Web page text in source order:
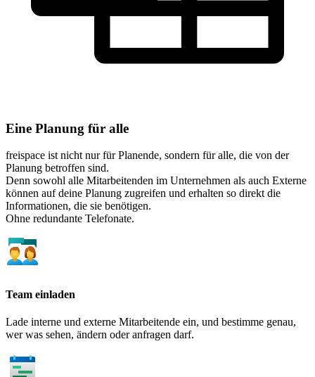
Eine Planung für alle
freispace ist nicht nur für Planende, sondern für alle, die von der
Planung betroffen sind.
Denn sowohl alle Mitarbeitenden im Unternehmen als auch Externe
können auf deine Planung zugreifen und erhalten so direkt die
Informationen, die sie benötigen.
Ohne redundante Telefonate.
Team einladen
Lade interne und externe Mitarbeitende ein, und bestimme genau,
wer was sehen, ändern oder anfragen darf.